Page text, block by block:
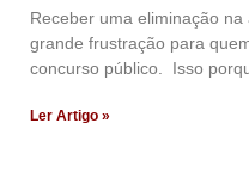
Receber uma eliminação
grande frustração para
concurso público. Isso
Ler Artigo »